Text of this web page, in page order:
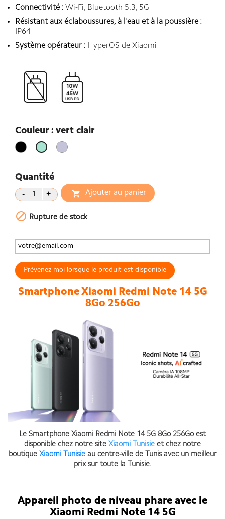
Connectivité : Wi-Fi, Bluetooth 5.3, 5G
Résistant aux éclaboussures, à l'eau et à la poussière :
IP64
Système opérateur : HyperOS de Xiaomi
Couleur : vert clair
Noir
vert
Violet
Quantité
 Ajouter au panier
 Rupture de stock
Prévenez-moi lorsque le produit est disponible
Smartphone Xiaomi Redmi Note 14 5G
8Go 256Go
Le Smartphone Xiaomi Redmi Note 14 5G 8Go 256Go est
disponible chez notre site Xiaomi Tunisie et chez notre
boutique Xiaomi Tunisie au centre-ville de Tunis avec un meilleur
prix sur toute la Tunisie.
Appareil photo de niveau phare avec le
Xiaomi Redmi Note 14 5G